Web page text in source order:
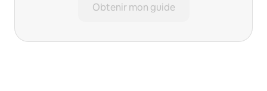
Obtenir mon guide